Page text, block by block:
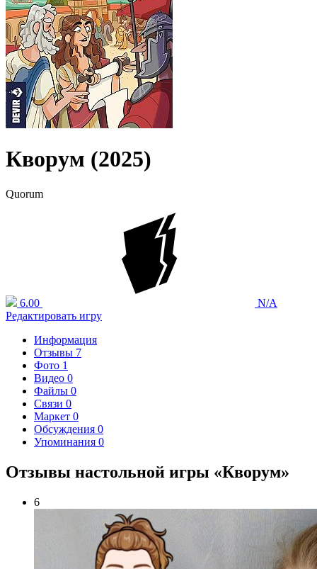
Кворум (2025)
Quorum
6.00
N/A
Редактировать игру
Информация
Отзывы 7
Фото 1
Видео 0
Файлы 0
Связи 0
Маркет 0
Обсуждения 0
Упоминания 0
Отзывы настольной игры «Кворум»
6